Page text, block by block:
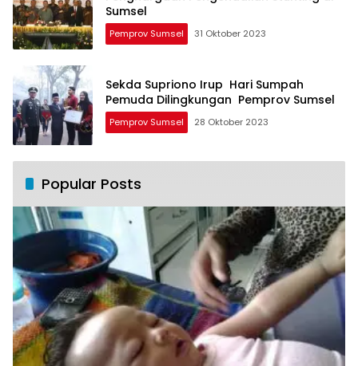
Sumsel
Pemprov Sumsel 31 Oktober 2023
Sekda Supriono Irup Hari Sumpah
Pemuda Dilingkungan Pemprov Sumsel
Pemprov Sumsel 28 Oktober 2023
Popular Posts